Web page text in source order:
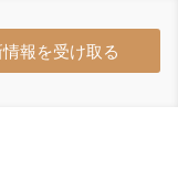
報を受け取る